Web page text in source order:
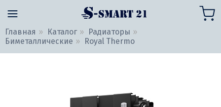
Главная Каталог
Радиаторы
Биметаллические
Royal Thermo